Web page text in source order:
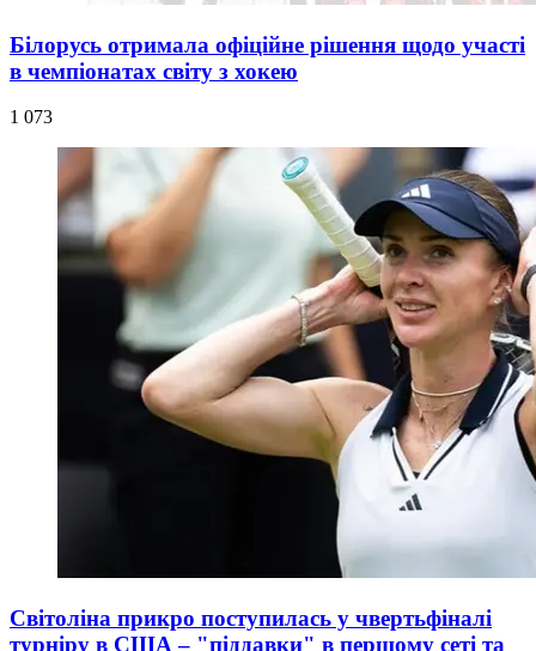
Білорусь отримала офіційне рішення щодо участі
в чемпіонатах світу з хокею
1 073
Світоліна прикро поступилась у чвертьфіналі
турніру в США – "піддавки" в першому сеті та